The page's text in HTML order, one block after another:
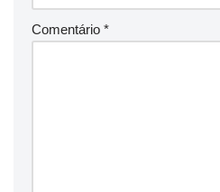
Comentário *